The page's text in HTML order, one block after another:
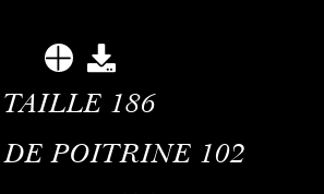
TAILLE 186
POITRINE 102